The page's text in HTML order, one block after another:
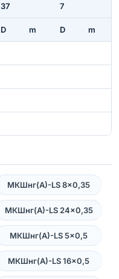
37 7
D m D m
МКШнг(А)-LS 8×0,35
МКШнг(А)-LS 24×0,35
МКШнг(А)-LS 5×0,5
МКШнг(А)-LS 16×0,5